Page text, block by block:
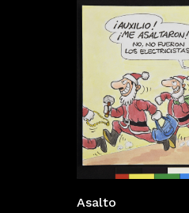
Asalto